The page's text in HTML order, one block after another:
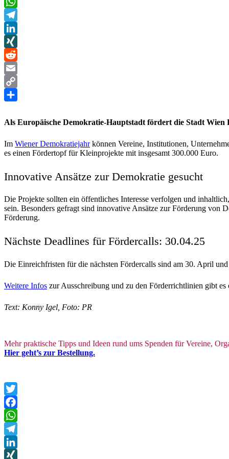
WhatsApp
Telegram
LinkedIn
XING
Reddit
Email
Copy
Als Europäische Demokratie-Hauptstadt fördert die Stadt
Im Wiener Demokratiejahrkönnen Vereine, Institutionen,
es einen Fördertopf für Kleinprojekte mit insgesamt 300.000 Euro.
Innovative Ansätze zur Demokratie gesucht
Die Projekte sollten ein öffentliches Interesse verfolgen und
sein. Besonders gefragt sind innovative Ansätze zur Förderung von
Förderung.
Nächste Deadlines für Fördercalls: 30.04.25
Die Einreichfristen für die nächsten Fördercalls sind am 30. April
Weitere Infos zur Ausschreibung und zu den Förderrichtlinien gibt es
Text: Konny Igel, Foto: PR
Mehr prak­ti­sche Tipps und Ideen rund ums Spen­den für Ver­eine,
Hier geht’s zur Bestellung.
Twitter
Facebook
WhatsApp
Telegram
LinkedIn